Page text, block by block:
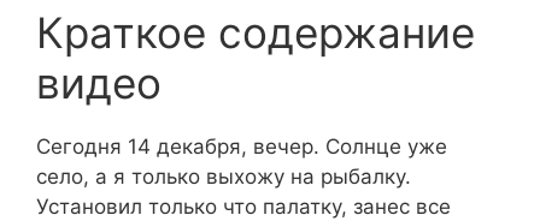
Краткое содержание
видео
Сегодня 14 декабря, вечер. Солнце уже
село, а я только выхожу на рыбалку.
Установил только что палатку, занес все